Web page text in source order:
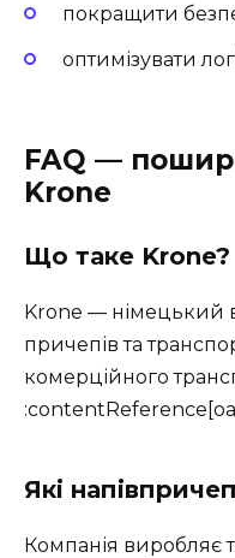
покращити
оптимізувати
FAQ —
Krone
Що таке Krone?
Krone — німецький
причепів та
комерційного
Які
Компанія виробляє